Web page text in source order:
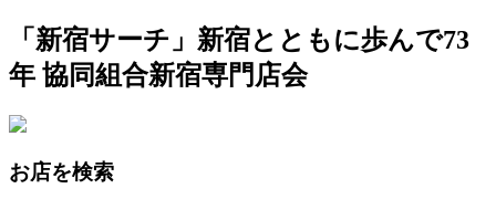
「新宿サーチ」新宿とともに歩んで73
年 協同組合新宿専門店会
お店を検索